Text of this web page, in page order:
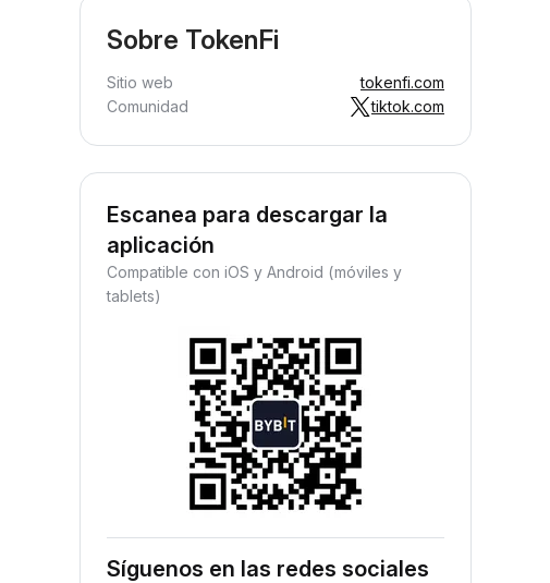
Sobre TokenFi
Sitio web
tokenfi.com
Comunidad
tiktok.com
Escanea para descargar la
aplicación
Compatible con iOS y Android (móviles y
tablets)
Síguenos en las redes sociales